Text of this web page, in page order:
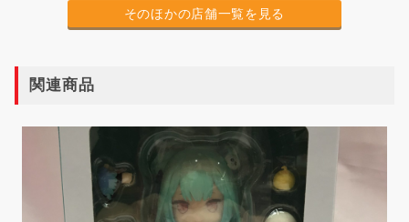
そのほかの店舗一覧を見る
関連商品